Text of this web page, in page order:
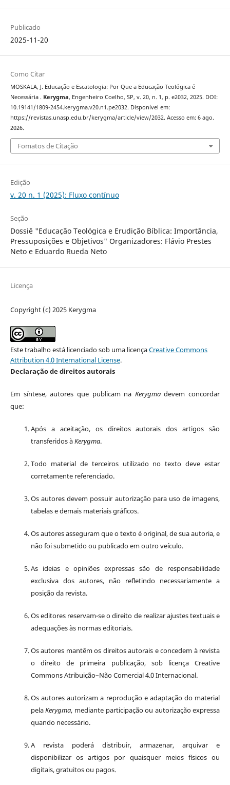
Publicado
2025-11-20
Como Citar
MOSKALA, J. Educação e Escatologia: Por Que a Educação Teológica é
Necessária . Kerygma, Engenheiro Coelho, SP, v. 20, n. 1, p. e2032, 2025. DOI:
10.19141/1809-2454.kerygma.v20.n1.pe2032. Disponível em:
https://revistas.unasp.edu.br/kerygma/article/view/2032. Acesso em: 6 ago.
2026.
Fomatos de Citação
Edição
v. 20 n. 1 (2025): Fluxo contínuo
Seção
Dossiê "Educação Teológica e Erudição Bíblica: Importância,
Pressuposições e Objetivos" Organizadores: Flávio Prestes
Neto e Eduardo Rueda Neto
Licença
Copyright (c) 2025 Kerygma
Este trabalho está licenciado sob uma licençaCreative Commons
Attribution 4.0 International License.
Declaração de direitos autorais
Em síntese, autores que publicam na Kerygmadevem concordar
que:
Após a aceitação, os direitos autorais dos artigos são
transferidos àKerygma.
Todo material de terceiros utilizado no texto deve estar
corretamente referenciado.
Os autores devem possuir autorização para uso de imagens,
tabelas e demais materiais gráficos.
Os autores asseguram que o texto é original, de sua autoria, e
não foi submetido ou publicado em outro veículo.
As ideias e opiniões expressas são de responsabilidade
exclusiva dos autores, não refletindo necessariamente a
posição da revista.
Os editores reservam-se o direito de realizar ajustes textuais e
adequações às normas editoriais.
Os autores mantêm os direitos autorais e concedem à revista
o direito de primeira publicação, sob licença Creative
Commons Atribuição–Não Comercial 4.0 Internacional.
Os autores autorizam a reprodução e adaptação do material
pelaKerygma, mediante participação ou autorização expressa
quando necessário.
A revista poderá distribuir, armazenar, arquivar e
disponibilizar os artigos por quaisquer meios físicos ou
digitais, gratuitos ou pagos.